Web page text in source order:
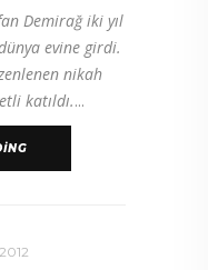
Demirağ iki yıl
evine girdi.
nikah
katıldı.